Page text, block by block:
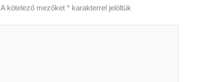
A kötelező mezőket * karakterrel jelöltük